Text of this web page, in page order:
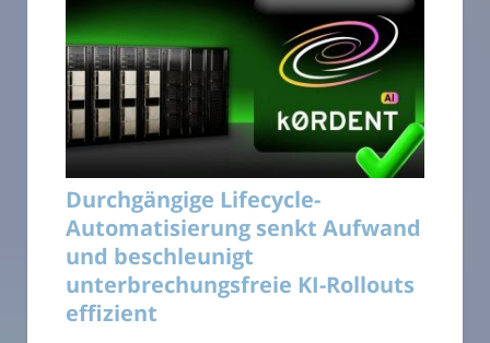
Durchgängige Lifecycle-
Automatisierung senkt Aufwand
und beschleunigt
unterbrechungsfreie KI-Rollouts
effizient